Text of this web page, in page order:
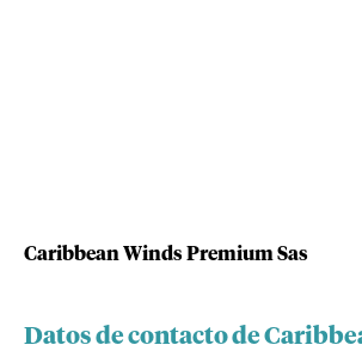
Caribbean Winds Premium Sas
Datos de contacto de